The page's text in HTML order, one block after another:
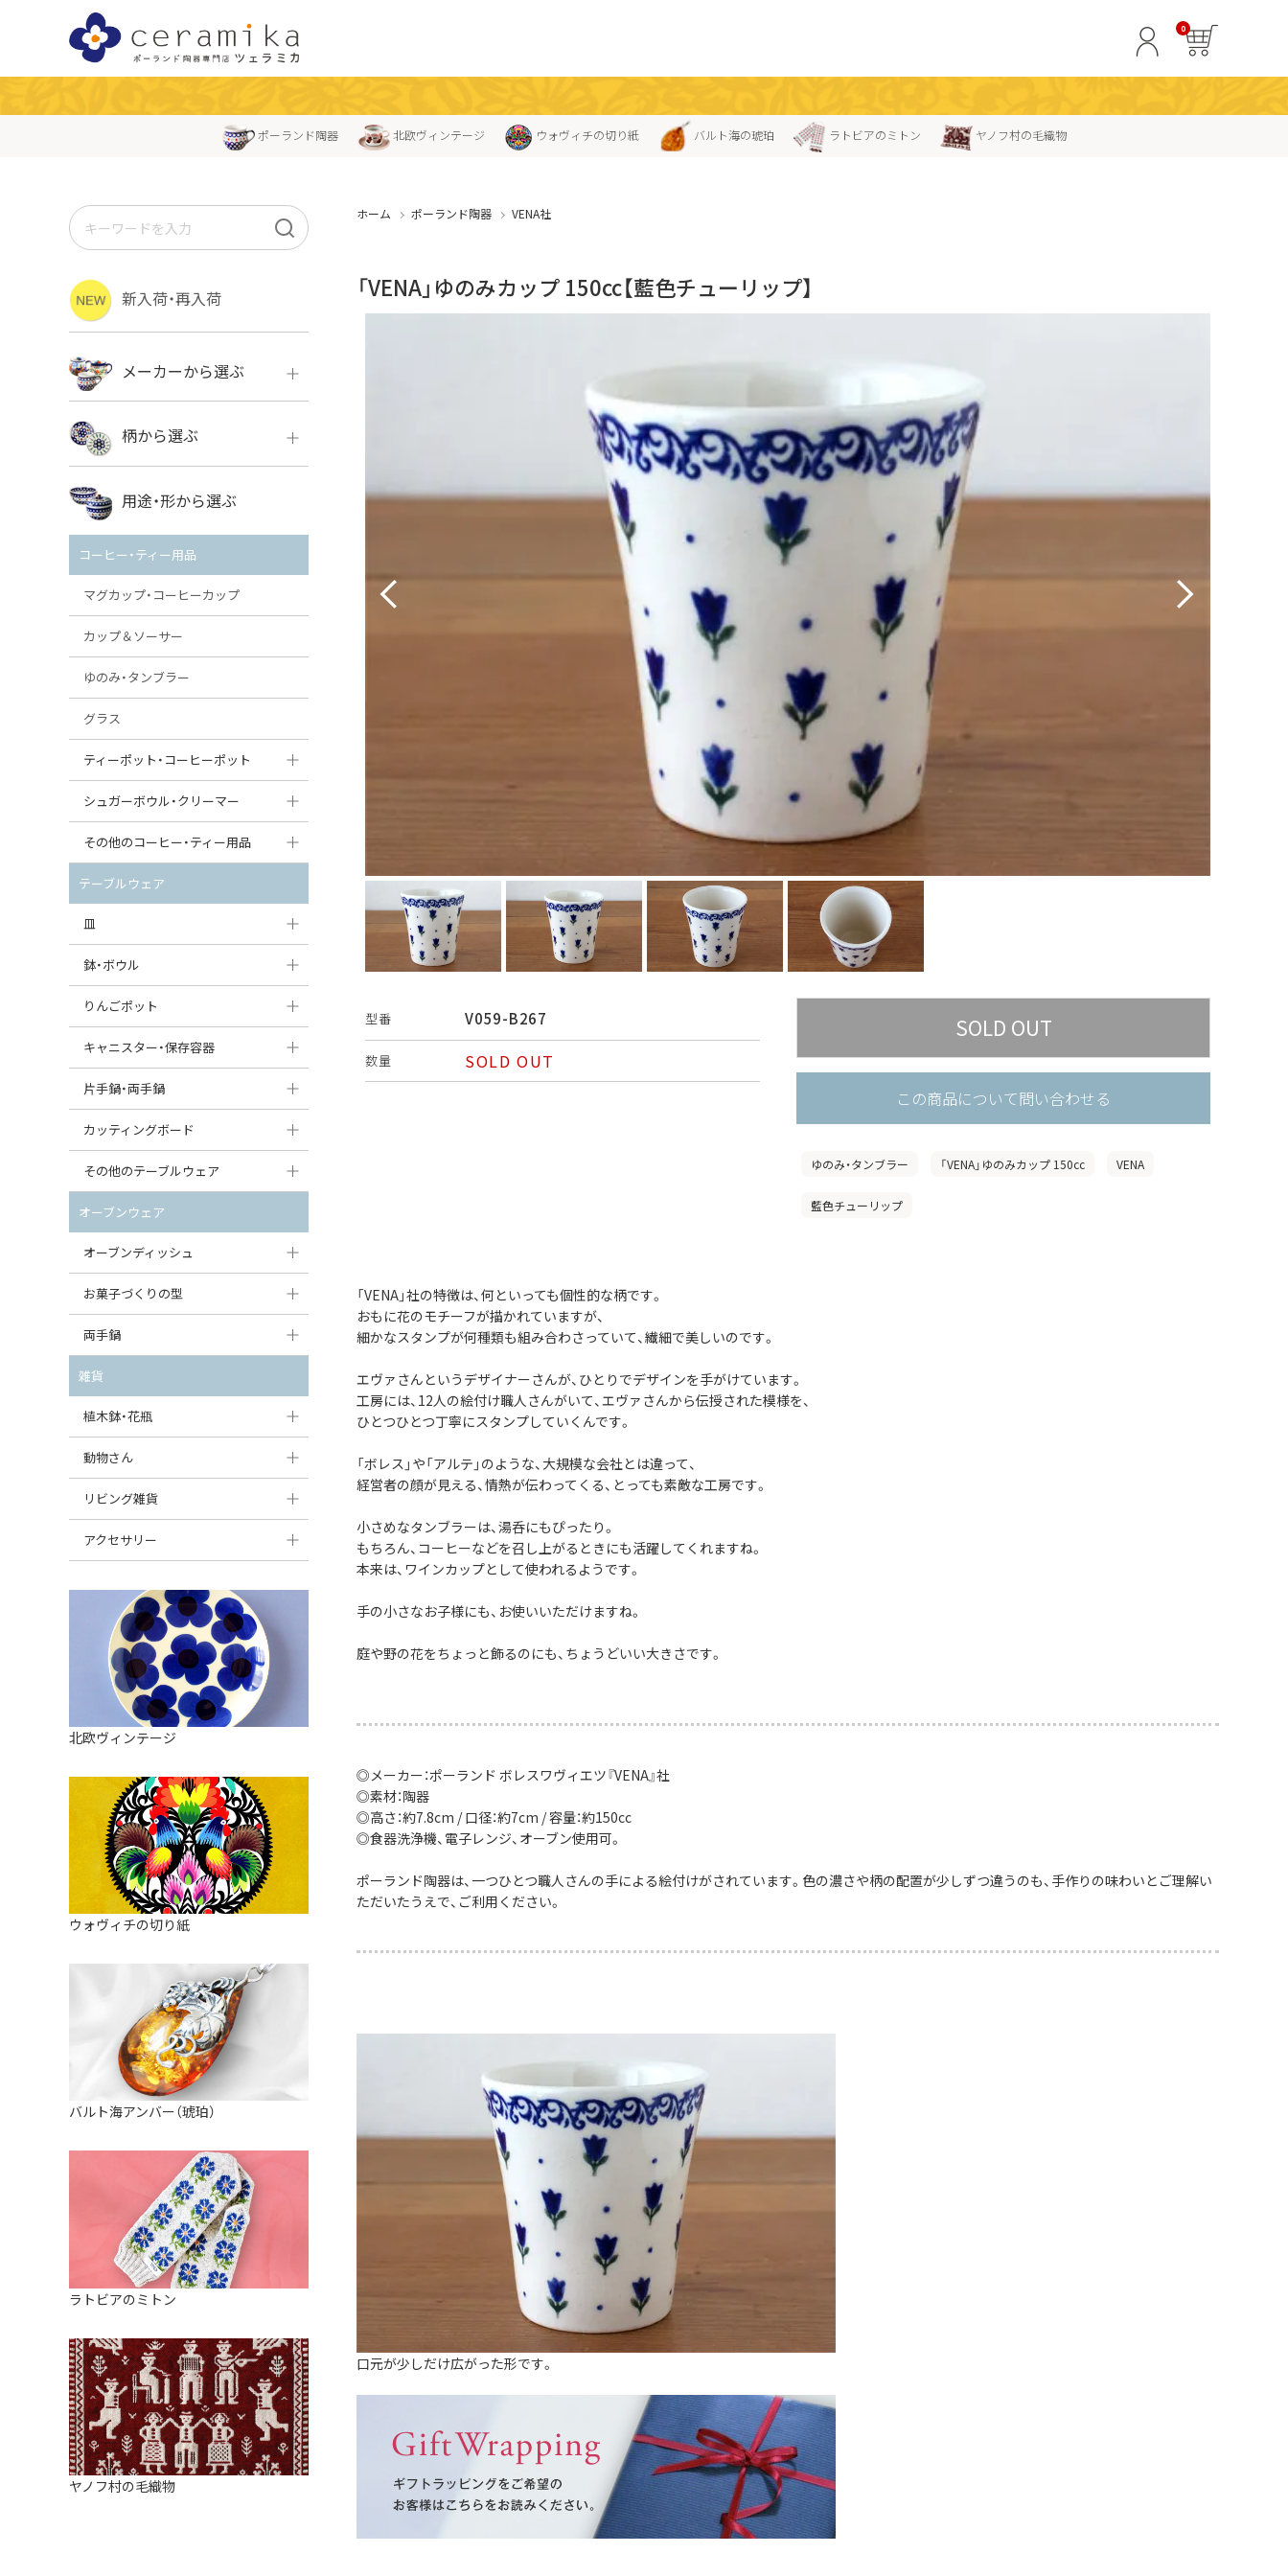
0
ポーランド陶器 北欧ヴィンテージ ウォヴィチの切り紙 バルト海の琥珀 ラトビアのミトン ヤノフ村の毛織物
ホーム ポーランド陶器 VENA社
「VENA」ゆのみカップ 150cc【藍色チューリップ】
型番 V059-B267
数量
SOLD OUT
この商品について問い合わせる
ゆのみ・タンブラー 「VENA」ゆのみカップ 150cc VENA
藍色チューリップ
「VENA」社の特徴は、何といっても個性的な柄です。
おもに花のモチーフが描かれていますが、
細かなスタンプが何種類も組み合わさっていて、繊細で美しいのです。
エヴァさんというデザイナーさんが、ひとりでデザインを手がけています。
工房には、12人の絵付け職人さんがいて、エヴァさんから伝授された模様を、
ひとつひとつ丁寧にスタンプしていくんです。
「ボレス」や「アルテ」のような、大規模な会社とは違って、
経営者の顔が見える、情熱が伝わってくる、とっても素敵な工房です。
小さめなタンブラーは、湯呑にもぴったり。
もちろん、コーヒーなどを召し上がるときにも活躍してくれますね。
本来は、ワインカップとして使われるようです。
手の小さなお子様にも、お使いいただけますね。
庭や野の花をちょっと飾るのにも、ちょうどいい大きさです。
◎メーカー：ポーランド ボレスワヴィエツ『VENA』社
◎素材：陶器
◎高さ：約7.8cm / 口径：約7cm / 容量：約150cc
◎食器洗浄機、電子レンジ、オーブン使用可。
ポーランド陶器は、一つひとつ職人さんの手による絵付けがされています。色の濃さや柄の配置が少しずつ違うのも、手作りの味わいとご理解い
ただいたうえで、ご利用ください。
口元が少しだけ広がった形です。
新入荷・再入荷
メーカーから選ぶ
ボレス
VENA
ミレナ
柄から選ぶ
ボレス
用途・形から選ぶ
コーヒー・ティー用品
マグカップ・コーヒーカップ
カップ＆ソーサー
ゆのみ・タンブラー
グラス
ティーポット・コーヒーポット
ティーポット
コーヒーポット
シュガーボウル・クリーマー
シュガーボウル
クリーマー
その他のコーヒー・ティー用品
ポットウォーマー
ピッチャー
コーヒードリッパー
すべて見る
テーブルウェア
皿
大皿（24cm〜）
中皿（18〜24cm）
丸皿
スープ皿
ダルマプレート
たまご型プレート
ハート型プレート
変形プレート
分割ディッシュ
すべて見る
鉢・ボウル
大鉢（21cm〜）
中鉢（16〜21cm）
丸鉢・どんぶり・ボウル
茶碗
オーバルボウル
ハートボウル
葉っぱ型ボウル
りんご型ボウル
いちご型ボウル
星型ボウル
スープカップ
そば猪口・フリーカップ
ココット
薬味入れ
ミキシングボウル
すべて見る
りんごポット
りんごポット
りんごポット小
キャニスター・保存容器
キャニスター
つぼ
ガーリックポット
オニオンキャニスター
ガーリックキャニスター
チーズケース
バターディッシュ
六角形ポット
ボトル
すべて見る
片手鍋・両手鍋
ソースパン（片手鍋）
スープチュリーン
カッティングボード
角型カッティングボード
丸型カッティングボード
すべて見る
その他のテーブルウェア
調味料入れ
グレイヴィーボート
エッグカップ
ケーキスタンド
カトラリー
はしおき・カトラリーレスト
オーブンウェア
オーブンディッシュ
大型（24cm〜）
中型（18〜24cm）
スクエアオーブンディッシュ
オーバルオーブンディッシュ
すべて見る
お菓子づくりの型
パウンド型
マフィン型
すべて見る
両手鍋
チュリーン
キャセロール
すべて見る
雑貨
植木鉢・花瓶
植木鉢
花瓶
動物さん
フィギュア・置物
貯金箱
オーナメント
クリーマー
リビング雑貨
スツール
バス・洗面用品
家具小物
小物入れ
アロマポット
バスケット
装飾用タイル・プレート
ミニチュア
天使さま
カードスタンド
マグネット
すべて見る
アクセサリー
ペンダントトップ
すべて見る
北欧ヴィンテージ
ウォヴィチの切り紙
バルト海アンバー（琥珀）
ラトビアのミトン
ヤノフ村の毛織物